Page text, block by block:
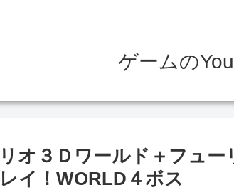
ゲームの
リオ３Ｄワールド＋フュ
イ！WORLD４ボス